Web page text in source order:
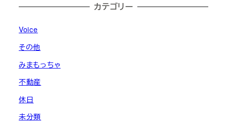
カテゴリー
Voice
その他
みまもっちゃ
不動産
休日
未分類